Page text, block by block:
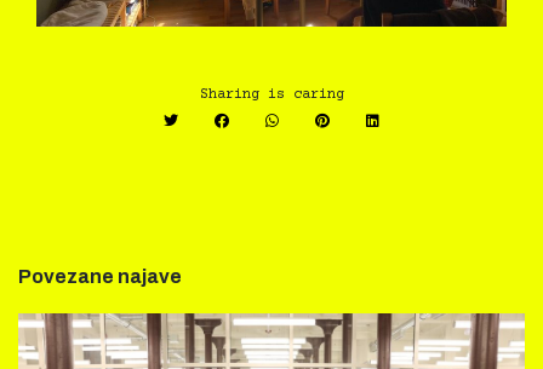
Sharing is caring
Povezane najave